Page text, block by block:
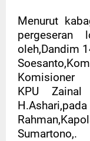
Menurut
pergeseran
oleh,Dandim
Komisioner
KPU Zainal
Sumartono,.